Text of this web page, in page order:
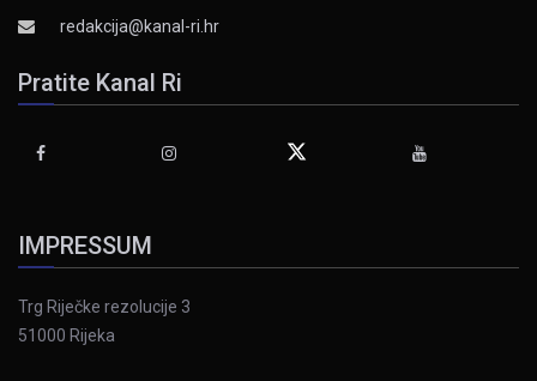
redakcija@kanal-ri.hr
Pratite Kanal Ri
IMPRESSUM
Trg Riječke rezolucije 3
51000 Rijeka